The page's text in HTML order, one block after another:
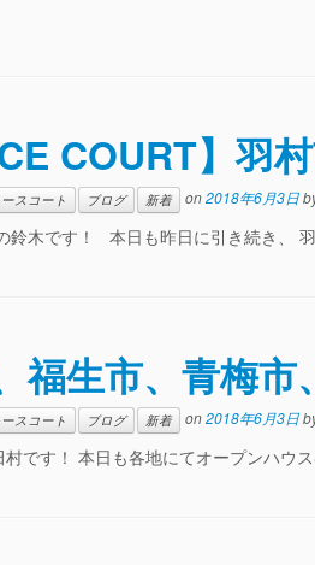
COURT】羽
スコート ブログ 新着 on2018年6月3日
鈴木です！ 本日も昨日に引き続き、
福生市、青梅
スコート ブログ 新着 on2018年6月3日
村です！ 本日も各地にてオープンハウ